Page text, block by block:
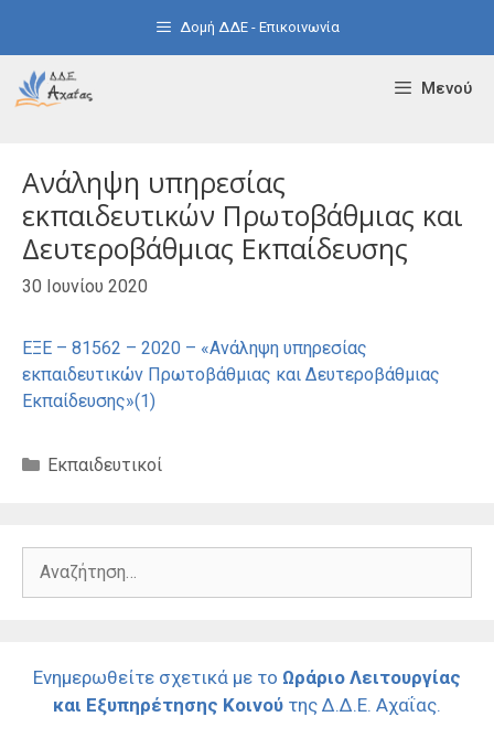
Δομή ΔΔΕ - Επικοινωνία
Μενού
Ανάληψη υπηρεσίας
εκπαιδευτικών Πρωτοβάθμιας και
Δευτεροβάθμιας Εκπαίδευσης
30 Ιουνίου 2020
ΕΞΕ – 81562 – 2020 – «Ανάληψη υπηρεσίας
εκπαιδευτικών Πρωτοβάθμιας και Δευτεροβάθμιας
Εκπαίδευσης»(1)
Κατηγορίες
Εκπαιδευτικοί
Αναζήτηση
Ενημερωθείτε σχετικά με το Ωράριο Λειτουργίας
και Εξυπηρέτησης Κοινού της Δ.Δ.Ε. Αχαΐας.